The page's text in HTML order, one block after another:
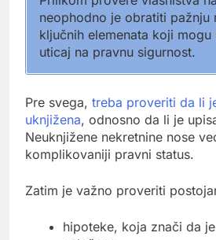
neophodno je obratiti pažnju
ključnih elemenata koji mogu
uticaj na pravnu sigurnost.
Pre svega, treba proveriti da li
uknjižena, odnosno da li je
Neuknjižene nekretnine nose
komplikovaniji pravni status.
Zatim je važno proveriti
hipoteke, koja znači da